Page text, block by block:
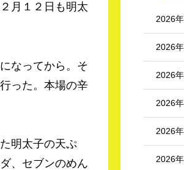
月１２日も明太
なってから。そ
った。本場の辛
明太子の天ぷ
、セブンのめん
2026
2026
2026
2026
2026
2026